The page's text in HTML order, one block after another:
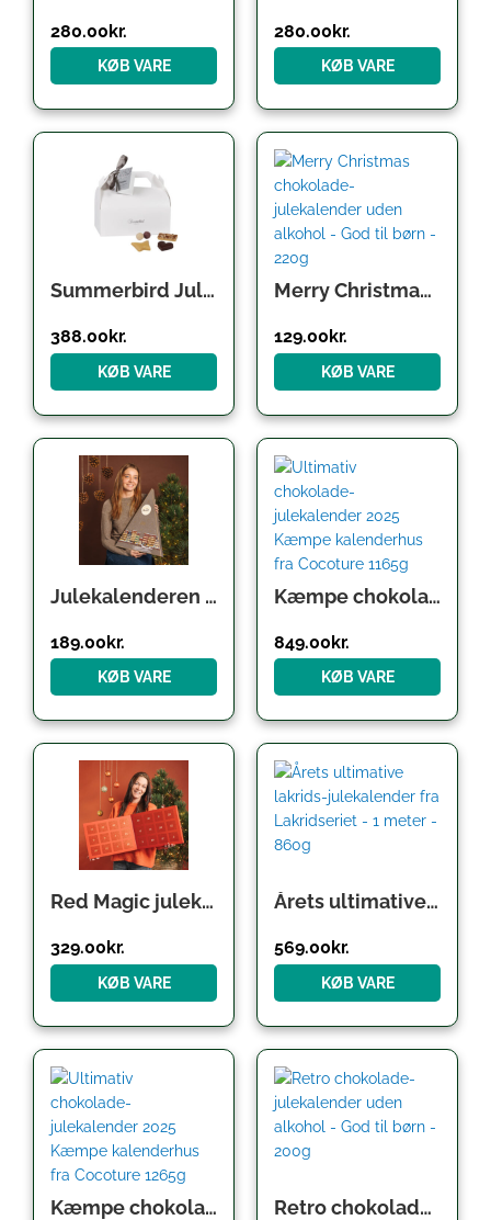
280.00kr.
KØB VARE
280.00kr.
KØB VARE
Summerbird Julekalender – Refill / ‘lav selv’
388.00 kr.
KØB VARE
Merry Christmas chokolade-julekalender uden alkohol – God til børn – 220g
129.00 kr.
KØB VARE
Julekalenderen til karamel-elskeren fra Cocoture – 380g
189.00kr.
KØB VARE
Kæmpe chokolade-julekalender 2025 Luksus Cocoture kalenderhus (1165g)
849.00kr.
KØB VARE
Red Magic julekalender m/ chokolade, lakrids & karamel fra Cocoture – 460g
329.00 kr.
KØB VARE
Årets ultimative lakrids-julekalender fra Lakridseriet – 1 meter – 860g
569.00 kr.
KØB VARE
Kæmpe chokolade-julekalender 2025 Luksus Cocoture kalenderhus (1265g) Retro chokolade-julekalender uden alkohol – God til børn – 200g